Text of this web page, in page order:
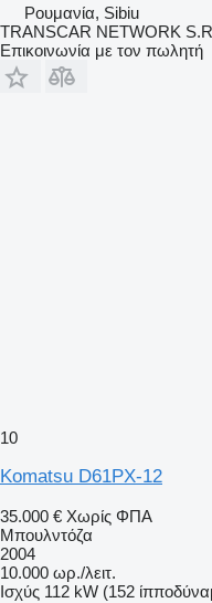
Ρουμανία, Sibiu
TRANSCAR NETWORK
Επικοινωνία με τον πωλητή
10
Komatsu D61PX-12
35.000 € Χωρίς ΦΠΑ
Μπουλντόζα
2004
10.000 ωρ./λειτ.
Ισχύς 112 kW (152